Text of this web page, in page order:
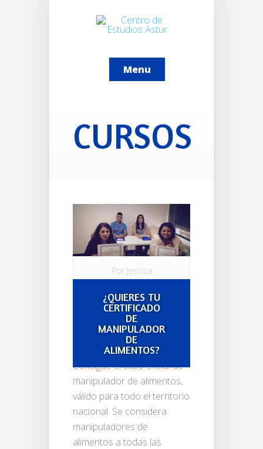
Menu
CURSOS
¿QUIERES TU
CERTIFICADO
DE
MANIPULADOR
DE
ALIMENTOS?
Por Jessica
18 agosto, 2015
CURSOS
comentario
Consigue el título oficial de
manipulador de alimentos,
válido para todo el territorio
nacional. Se considera
manipuladores de
alimentos a todas las